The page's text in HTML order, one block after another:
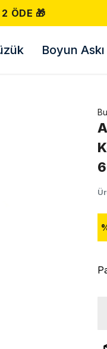
KARGO! 📦
Boyun